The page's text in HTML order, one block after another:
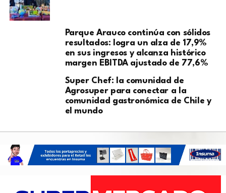
Parque Arauco continúa con sólidos
resultados: logra un alza de 17,9%
en sus ingresos y alcanza histórico
margen EBITDA ajustado de 77,6%
Super Chef: la comunidad de
Agrosuper para conectar a la
comunidad gastronómica de Chile y
el mundo